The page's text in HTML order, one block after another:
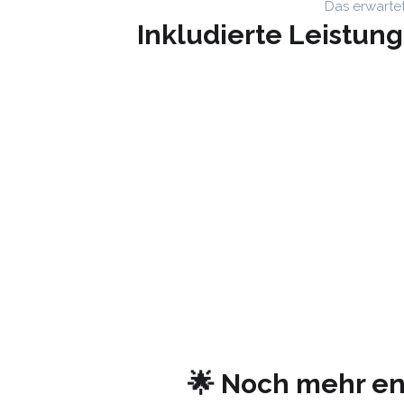
Das
Inkludierte
🌟 Noch mehr